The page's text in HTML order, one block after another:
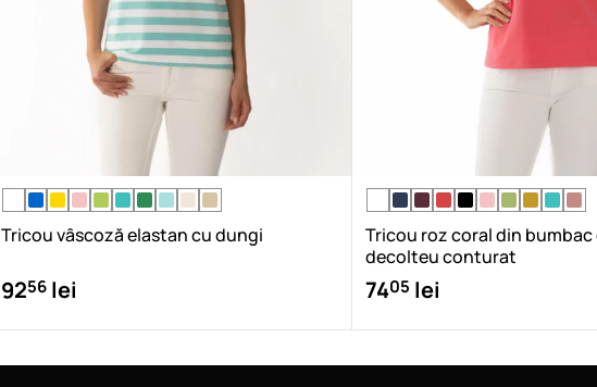
Tricou vâscoză elastan cu dungi
9256lei
Tricou roz coral din
decolteu conturat
7405 lei